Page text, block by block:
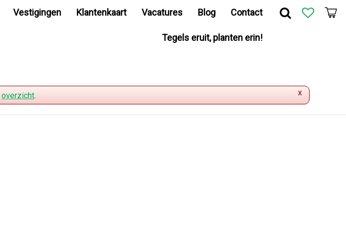
Vestigingen Klantenkaart Vacatures Blog Contact
Tegels eruit, planten erin!
x
overzicht.